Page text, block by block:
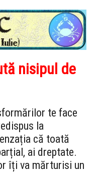
nisipul de
te face
la
că toată
ai dreptate.
îți va mărturisi un